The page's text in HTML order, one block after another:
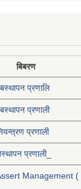
बिबरण
प्रणालि
प्रणाली
प्रणाली
प्रणाली_
Management (